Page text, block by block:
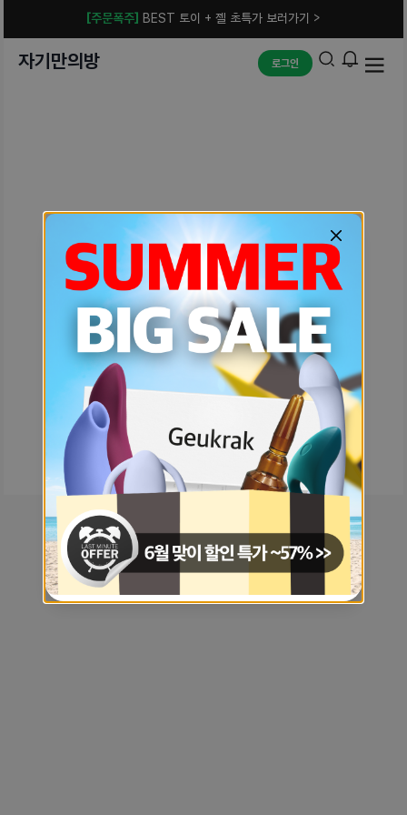
[주문폭주] BEST 토이 + 젤 초특가 보러가기 >
자기만의방 로그인
예상치 못한 에러입니다.